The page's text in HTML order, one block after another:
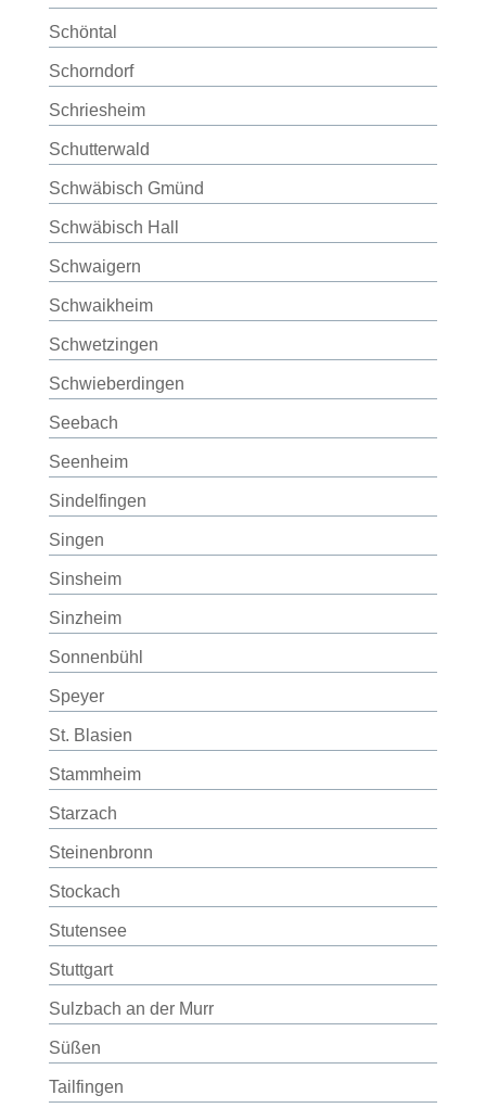
Schöntal
Schorndorf
Schriesheim
Schutterwald
Schwäbisch Gmünd
Schwäbisch Hall
Schwaigern
Schwaikheim
Schwetzingen
Schwieberdingen
Seebach
Seenheim
Sindelfingen
Singen
Sinsheim
Sinzheim
Sonnenbühl
Speyer
St. Blasien
Stammheim
Starzach
Steinenbronn
Stockach
Stutensee
Stuttgart
Sulzbach an der Murr
Süßen
Tailfingen